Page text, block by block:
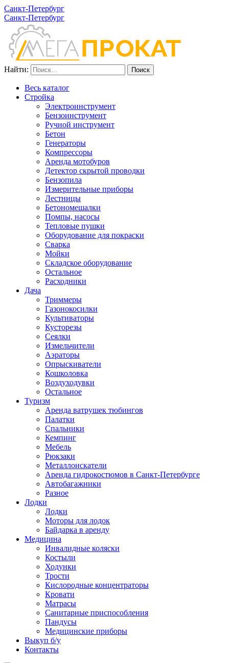
Санкт-Петербург
Санкт-Петербург
Найти:
Весь каталог
Стройка
Электроинструмент
Бензоинструмент
Ручной инструмент
Бетон
Генераторы
Компрессоры
Аренда мотобуров
Детектор скрытой проводки
Бензопила
Измерительные приборы
Лестницы
Бетономешалки
Помпы, насосы
Тепловые пушки
Оборудование для покраски
Сварка
Мойки
Складское оборудование
Остальное
Расходники
Дача
Триммеры
Газонокосилки
Культиваторы
Кусторезы
Сеялки
Измельчители
Аэраторы
Опрыскиватели
Кошколовка
Воздуходувки
Остальное
Туризм
Аренда ватрушек тюбингов
Палатки
Спальники
Кемпинг
Мебель
Рюкзаки
Металлоискатели
Аренда гидрокостюмов в Санкт-Петербурге
Автобагажники
Разное
Лодки
Лодки
Моторы для лодок
Байдарка в аренду
Медицина
Инвалидные коляски
Костыли
Ходунки
Трости
Кислородные концентраторы
Кровати
Матрасы
Санитарные приспособления
Пандусы
Медицинские приборы
Выкуп б/у
Контакты